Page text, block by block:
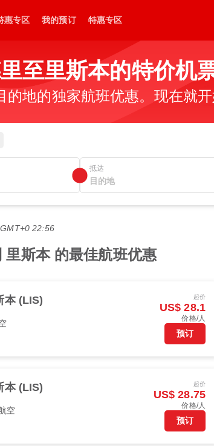
惠专区 我的预订 特惠专区
至里斯本的特价机
的地的独家航班优惠。现在就
抵达
22:56
里斯本 的最佳航班优惠
本 (LIS) 起价
US$ 28.1
价格/人
预订
本 (LIS)
空
起价
US$ 28.75
价格/人
预订